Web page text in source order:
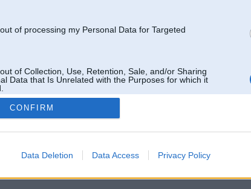
of processing my Personal Data for Targeted
of Collection, Use, Retention, Sale, and/or Sharing
Data that Is Unrelated with the Purposes for which it
CONFIRM
Data Deletion Data Access Privacy Policy
ar